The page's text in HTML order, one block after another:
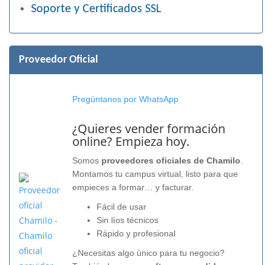
Soporte y Certificados SSL
Proveedor Oficial
Pregúntanos por WhatsApp
¿Quieres vender formación
online? Empieza hoy.
Somos proveedores oficiales de Chamilo
Montamos tu campus virtual, listo para que
empieces a formar… y facturar.
Fácil de usar
Sin líos técnicos
Rápido y profesional
¿Necesitas algo único para tu negocio?